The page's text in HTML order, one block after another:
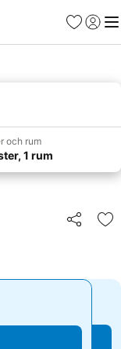
Favoriter
Logga
och rum
1 rum
Dela